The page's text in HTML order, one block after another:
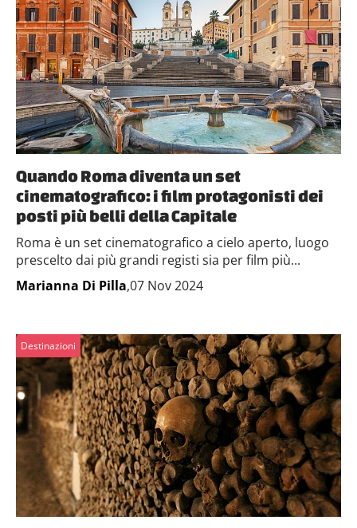
Quando Roma diventa un set
cinematografico: i film protagonisti dei
posti più belli della Capitale
Roma è un set cinematografico a cielo aperto, luogo
prescelto dai più grandi registi sia per film più...
Marianna Di Pilla,07 Nov 2024
Destinazioni